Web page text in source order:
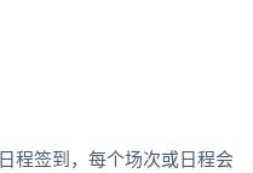
程签到，每个场次或日程会